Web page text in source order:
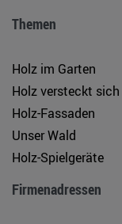
Themen
Holz im Garten
Holz versteckt
Holz-Fassaden
Unser Wald
Holz-Spielgeräte
Firmenadressen